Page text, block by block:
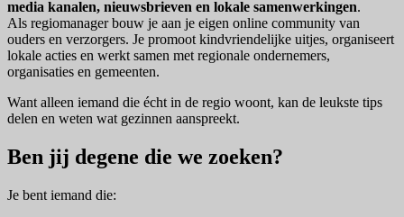
media kanalen, nieuwsbrieven en lokale samenwerkingen.
Als regiomanager bouw je aan je eigen online community van
ouders en verzorgers. Je promoot kindvriendelijke uitjes, organiseert
lokale acties en werkt samen met regionale ondernemers,
organisaties en gemeenten.
Want alleen iemand die écht in de regio woont, kan de leukste tips
delen en weten wat gezinnen aanspreekt.
Ben jij degene die we zoeken?
Je bent iemand die: